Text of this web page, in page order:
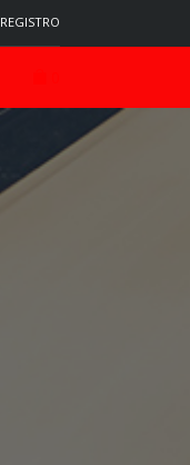
REGISTRO